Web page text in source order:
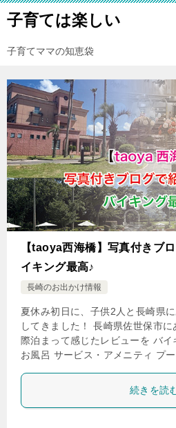
子育ては楽しい
子育てママの知恵袋
【taoya西海橋】写真付きブ
イキング最高♪
長崎のお出かけ情報
夏休み初日に、子供2人と長崎県
してきました！ 長崎県佐世保市
際泊まって感じたレビューを バ
お風呂 サービス・アメニティ プ
続きを読